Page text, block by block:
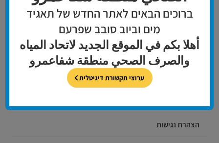
שירות לקוחות
אודות המחלקה
דברו איתנו בדיגיטל
הצהרת נגישות
ברוכים הבאים לאתר החדש של תאגיד
מים וביוב סובב שפרעם
أهلا بكم في الموقع الجديد لاتحاد المياه
والصرف الصحي منطقة شفاعمرو
ערוצי תקשורת דיגיטלית